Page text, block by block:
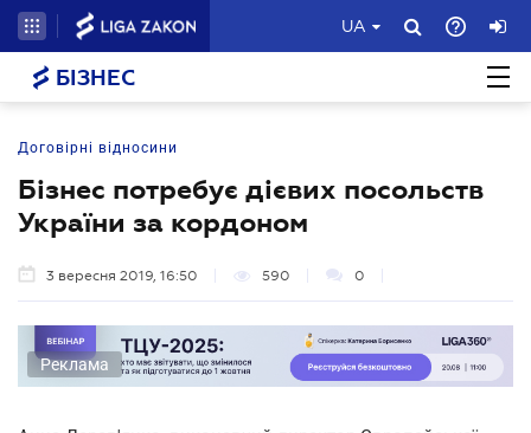
UA
БІЗНЕС
Договірні відносини
Бізнес потребує дієвих посольств
України за кордоном
3 вересня 2019, 16:50 590 0
Реклама